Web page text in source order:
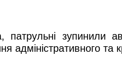
патрульні
адміністративного